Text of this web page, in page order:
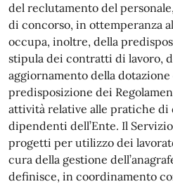
del reclutamento del
di concorso, in ottemperanza
occupa, inoltre, della
stipula dei contratti di lavoro,
aggiornamento della
predisposizione dei
attività relative alle pratiche di
dipendenti dell’Ente. Il
progetti per utilizzo dei
cura della gestione
definisce, in coordinamento